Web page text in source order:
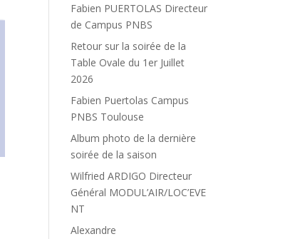
Fabien PUERTOLAS Directeur
de Campus PNBS
Retour sur la soirée de la
Table Ovale du 1er Juillet
2026
Fabien Puertolas Campus
PNBS Toulouse
Album photo de la dernière
soirée de la saison
Wilfried ARDIGO Directeur
Général MODUL’AIR/LOC’EVE
NT
Alexandre